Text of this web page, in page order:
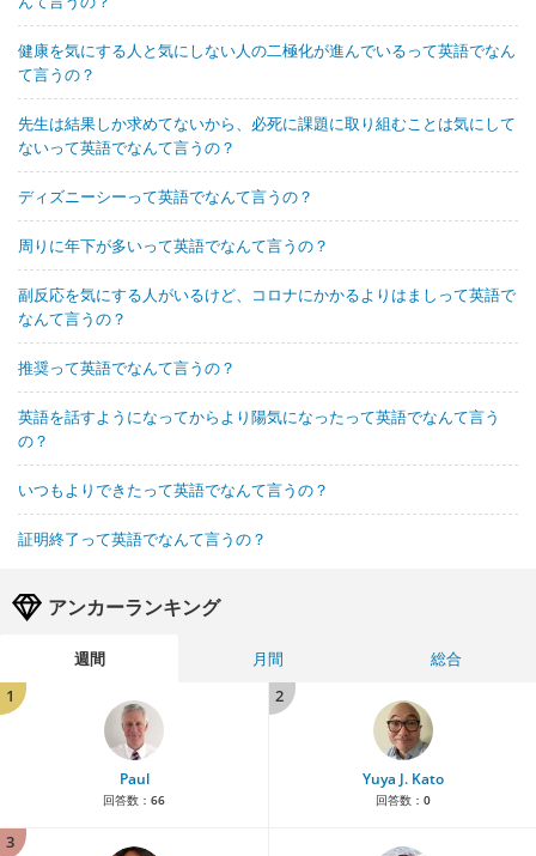
健康を気にする人と気にしない人の二極化が進んでいるって英語でなん
て言うの？
先生は結果しか求めてないから、必死に課題に取り組むことは気にして
ないって英語でなんて言うの？
ディズニーシーって英語でなんて言うの？
周りに年下が多いって英語でなんて言うの？
副反応を気にする人がいるけど、コロナにかかるよりはましって英語で
なんて言うの？
推奨って英語でなんて言うの？
英語を話すようになってからより陽気になったって英語でなんて言う
の？
いつもよりできたって英語でなんて言うの？
証明終了って英語でなんて言うの？
アンカーランキング
週間 月間
総合
1
Paul
回答数： 66
2
Yuya J. Kato
回答数： 0
3